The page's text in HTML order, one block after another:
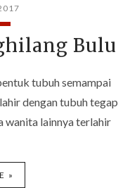
Bulu
tubuh semampai
dengan tubuh tegap
wanita lainnya terlahir
»